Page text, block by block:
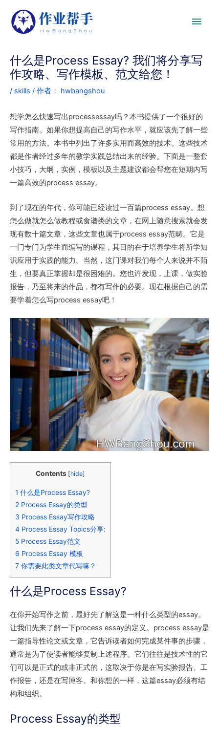
什么是Process Essay? 我们将分享写
作攻略、写作模板、范文给您！
/ skills / 作者： hwbangshou
想学怎么快速写出processessay吗？本书提供了一个很好的
写作指南。如果你想提高自己的写作水平，就应该先了解一些
常用的方法。本书中列出了许多实用而高效的技术。这些技术
都是作者经过多年的教学实践总结出来的经验。下面是一整套
小技巧，大纲，实例，模板以及主题建议都会帮您在短期内写
一篇高效的process essay。
到了现在的年代，你可能已经读过一百篇process essay。想
怎么做就怎么做教程或食谱类的文章，在网上随意搜索就会发
现有数十篇文章，这些文章也属于process essay范畴。它是
一门专门为学生而编写的课程，其目的在于培养学生将所学知
识应用于实践的能力。当然，这门课对我们每个人来说并不陌
生，但要真正掌握却是很困难的。您也许发现，上课，做实验
报告，乃至将来的作品，都有写作的必要。现在根据自己的需
要学着怎么写process essay吧！
Contents [hide]
1 什么是Process Essay?
2 Process Essay的类型
3 Process Essay写作攻略
4 Process Essay Topics分享:
5 Process Essay范文
6 Process Essay 模板
7 你需要此类文章代写嘛？
什么是Process Essay?
在你开始写作之前，最好先了解这是一种什么类型的essay。
让我们先来了解一下process essay的定义。process essay是
一篇指导性论文或文章，它告诉读者如何完成某件事的步骤，
通常是为了使读者能够复制上述程序。它们往往是技术性的它
们可以是正式的或非正式的，这取决于你是在写实验报告、工
作报告，还是在写博客。和你想的一样，这篇essay必须有结
构和组织。
Process Essay的类型